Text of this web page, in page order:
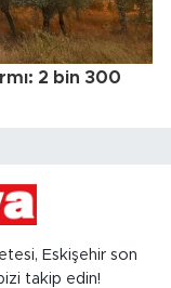
2 bin 300
Eskişehir son
takip edin!